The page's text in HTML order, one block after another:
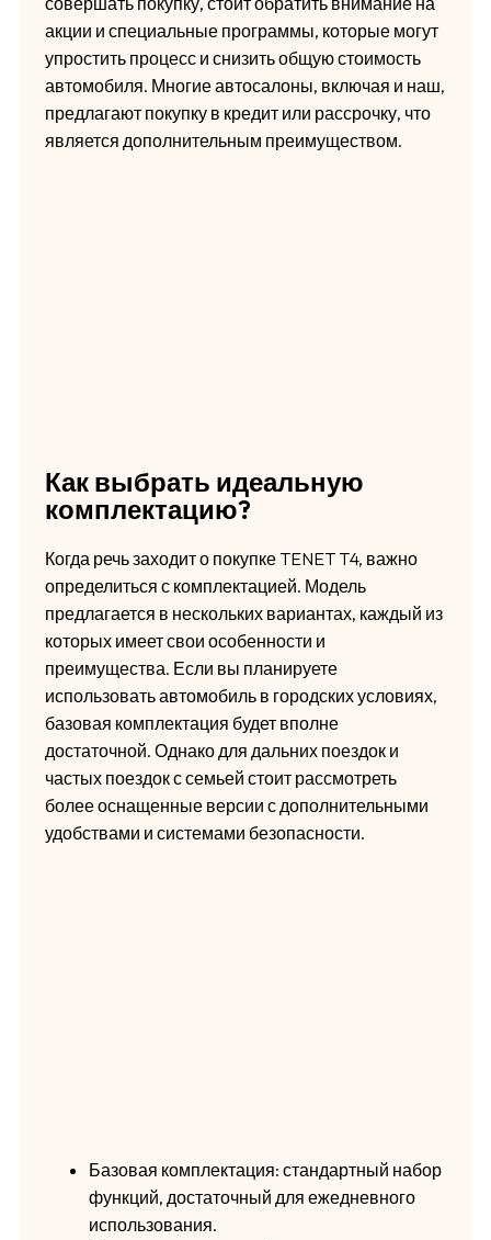
акции и специальные программы, которые могут
упростить процесс и снизить общую стоимость
автомобиля. Многие автосалоны, включая и наш,
предлагают покупку в кредит или рассрочку, что
является дополнительным преимуществом.
Как выбрать идеальную
комплектацию?
Когда речь заходит о покупке TENET T4, важно
определиться с комплектацией. Модель
предлагается в нескольких вариантах, каждый из
которых имеет свои особенности и
преимущества. Если вы планируете
использовать автомобиль в городских условиях,
базовая комплектация будет вполне
достаточной. Однако для дальних поездок и
частых поездок с семьей стоит рассмотреть
более оснащенные версии с дополнительными
удобствами и системами безопасности.
Базовая комплектация: стандартный набор
функций, достаточный для ежедневного
использования.